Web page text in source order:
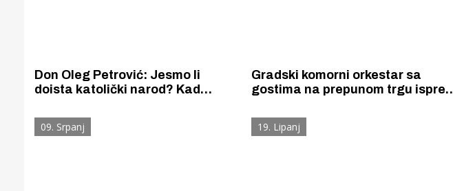
Don Oleg Petrović: Jesmo li
doista katolički narod? Kad
korupciju, drogu, krizu braka,
seksualne perverzije... odgovor je
Gradski komorni orkestar sa
gostima na prepunom trgu ispred
jednom počast Arsenu
09. Srpanj 19. Lipanj